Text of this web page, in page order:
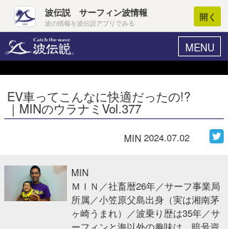
波伝説 サーフィン波情報
波の情報を波伝説アプリでみる
開く
MENU
ヘルプ マイホーム
ログイン
波情報･概況
WAVE HUNTER 波予想ツール
EV車ってこんなに快適だったの!?
｜MINのウラナミVol.377
MIN 2024.07.02
MIN
ＭＩＮ／社畜暦26年／サーフ事業局
所属／小笠原父島出身（実は湘南茅
ヶ崎うまれ）／波乗り歴は35年／サ
Core Surf Japan
アート＆エンタメ